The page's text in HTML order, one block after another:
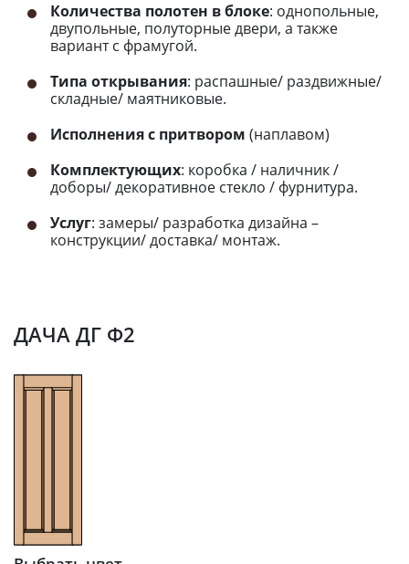
Количества полотен в блоке: однопольные,
двупольные, полуторные двери, а также
вариант с фрамугой.
Типа открывания: распашные/ раздвижные/
складные/ маятниковые.
Исполнения с притвором (наплавом)
Комплектующих: коробка / наличник /
доборы/ декоративное стекло / фурнитура.
Услуг: замеры/ разработка дизайна –
конструкции/ доставка/ монтаж.
ДАЧА ДГ Ф2